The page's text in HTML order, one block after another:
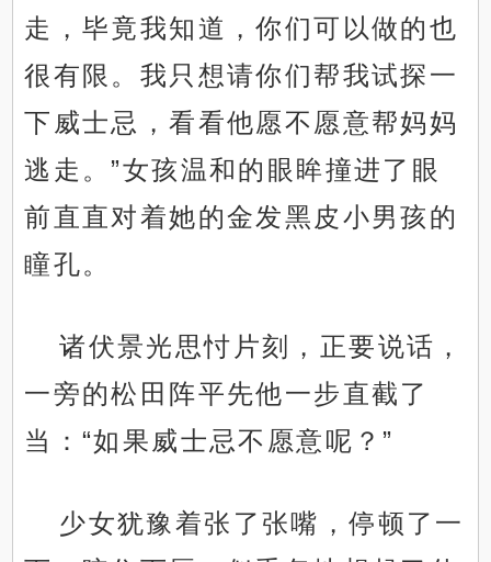
走，毕竟我知道，你们可以做的也
很有限。我只想请你们帮我试探一
下威士忌，看看他愿不愿意帮妈妈
逃走。”女孩温和的眼眸撞进了眼
前直直对着她的金发黑皮小男孩的
瞳孔。
诸伏景光思忖片刻，正要说话，
一旁的松田阵平先他一步直截了
当：“如果威士忌不愿意呢？”
少女犹豫着张了张嘴，停顿了一